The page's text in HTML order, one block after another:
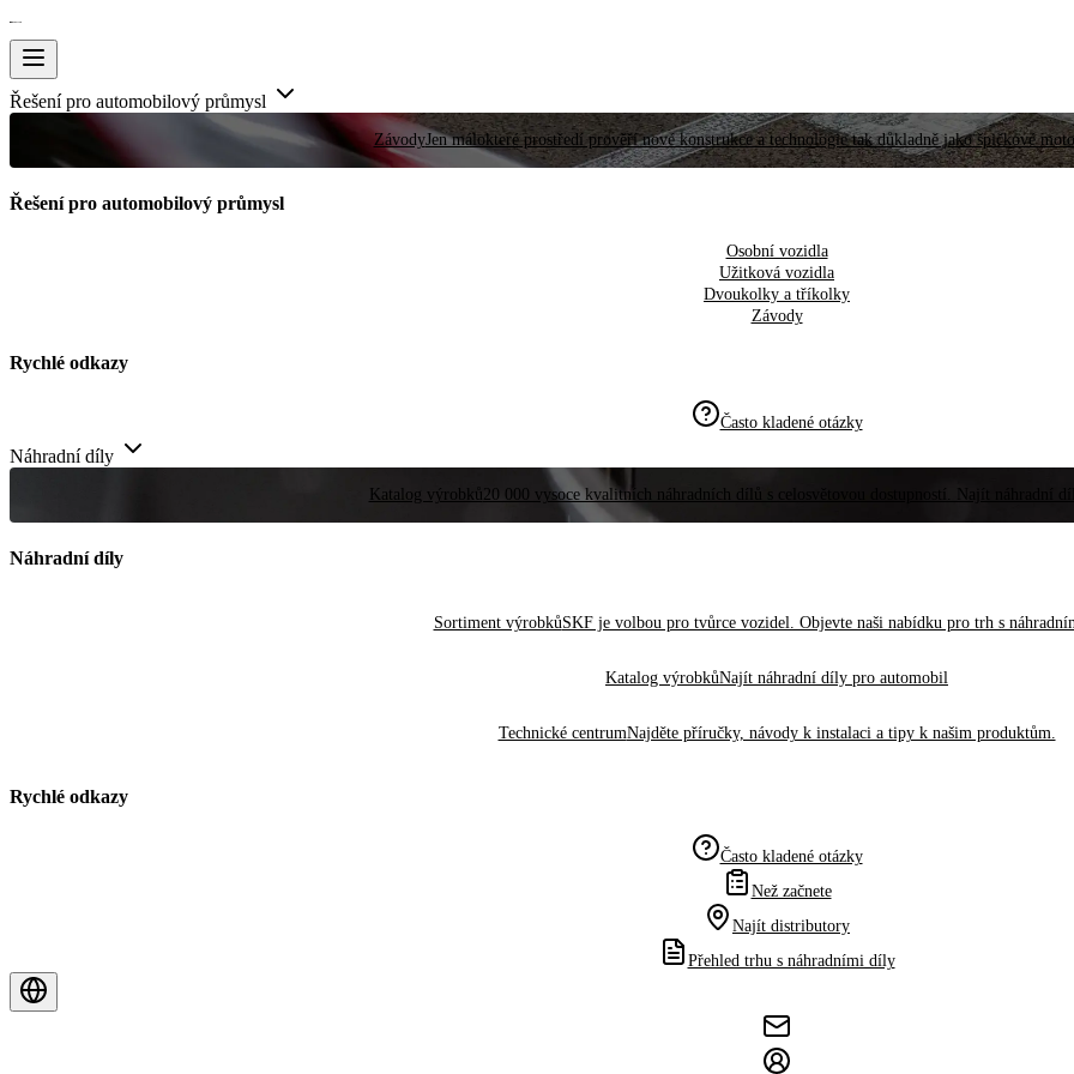
Řešení pro automobilový průmysl
ZávodyJen málokteré prostředí prověří nové konstrukce a technologie tak důkladně jako špičkové
Řešení pro automobilový průmysl
Osobní vozidla
Užitková vozidla
Dvoukolky a tříkolky
Závody
Rychlé odkazy
Často kladené otázky
Náhradní díly
Katalog výrobků20 000 vysoce kvalitních náhradních dílů s celosvětovou dostupností. Najít náhradní
Náhradní díly
Sortiment výrobkůSKF je volbou pro tvůrce vozidel. Objevte naši nabídku pro trh s
Katalog výrobkůNajít náhradní díly pro automobil
Technické centrumNajděte příručky, návody k instalaci a tipy k našim produktům.
Rychlé odkazy
Často kladené otázky
Než začnete
Najít distributory
Přehled trhu s náhradními díly